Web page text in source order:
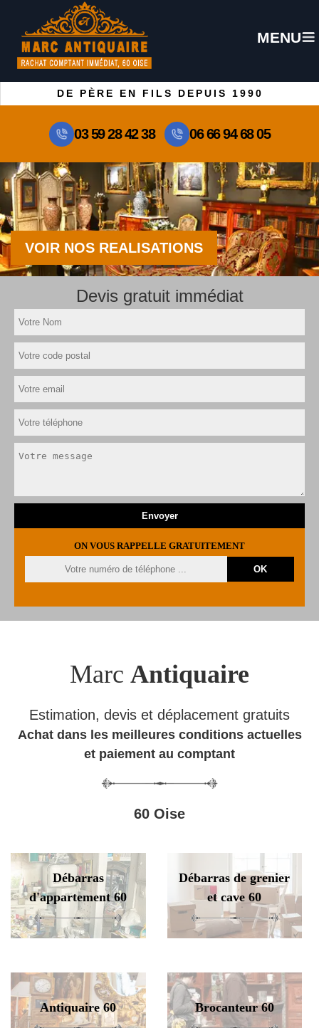
MENU
DE PÈRE EN FILS DEPUIS 1990
03 59 28 42 38 06 66 94 68 05
VOIR NOS REALISATIONS
Devis gratuit immédiat
ON VOUS RAPPELLE GRATUITEMENT
Marc Antiquaire
Estimation, devis et déplacement gratuits
Achat dans les meilleures conditions actuelles
et paiement au comptant
60 Oise
Débarras
d'appartement 60
Débarras de grenier
et cave 60
Antiquaire 60 Brocanteur 60